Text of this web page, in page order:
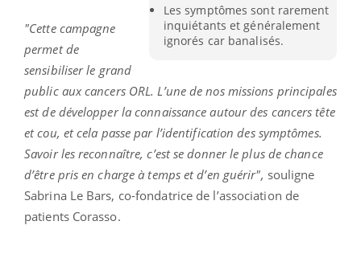
Les symptômes sont rarement
inquiétants et généralement
ignorés car banalisés.
"Cette campagne
permet de
sensibiliser le grand
public aux cancers ORL. L’une de nos missions principales
est de développer la connaissance autour des cancers tête
et cou, et cela passe par l’identification des symptômes.
Savoir les reconnaître, c’est se donner le plus de chance
d’être pris en charge à temps et d’en guérir", souligne
Sabrina Le Bars, co-fondatrice de l’association de
patients Corasso.